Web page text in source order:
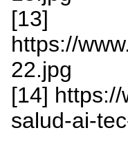
[13]
https://
22.jpg
[14]
salud-ai-